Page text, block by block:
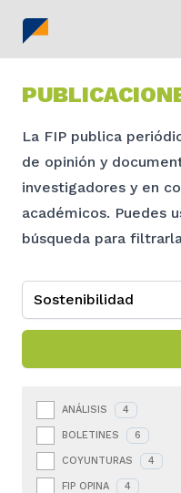
La FIP publica
de opinión y
investigadores y en
académicos. Puedes
búsqueda para
ANÁLISIS 4
BOLETINES 6
COYUNTURAS 4
FIP OPINA 4